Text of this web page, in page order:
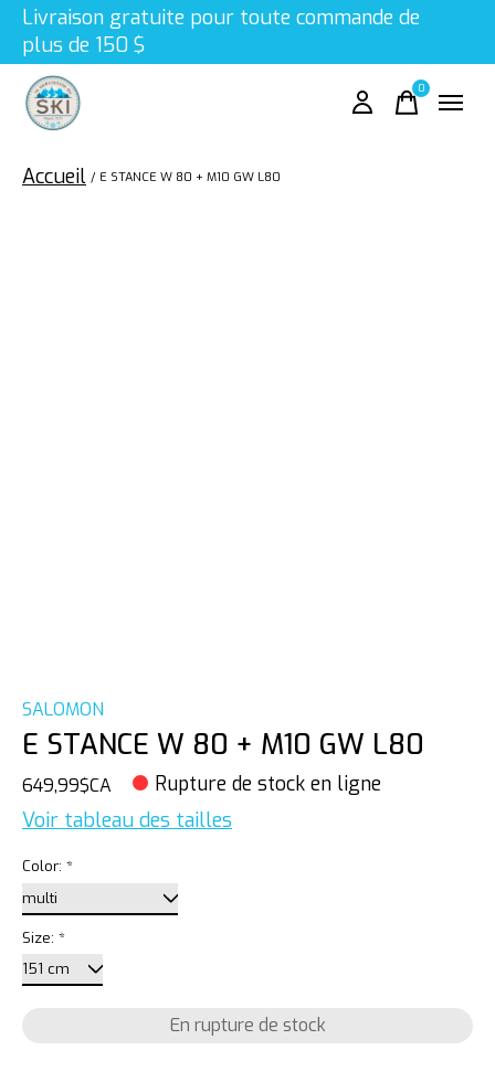
Livraison gratuite pour toute commande de
plus de 150 $
0items
Accueil / E STANCE W 80 + M10 GW L80
SALOMON
E STANCE W 80 + M10 GW L80
649,99$CA Rupture de stock en ligne
Voir tableau des tailles
Color: *
Size: *
En rupture de stock